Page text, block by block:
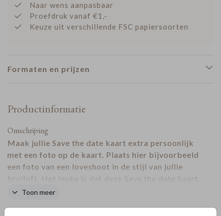
Naar wens aanpasbaar
Proefdruk vanaf €1,-
Keuze uit verschillende FSC papiersoorten
Formaten en prijzen
Productinformatie
Omschrijving
Maak jullie Save the date kaart extra persoonlijk
met een foto op de kaart. Plaats hier bijvoorbeeld
een foto van een loveshoot in de stijl van jullie
bruiloft. Het leuke is dat deze Save the date kaart
onderdeel is van de
Toon meer